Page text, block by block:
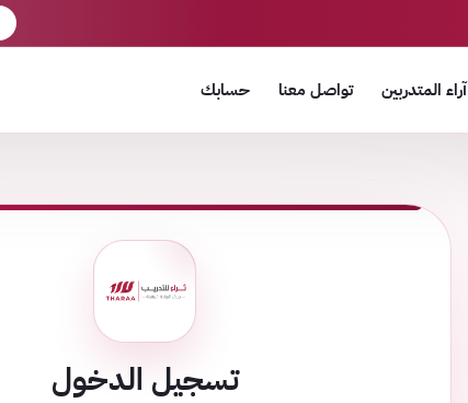
آراء المتدربين تواصل معنا حسابك
تسجيل الدخول